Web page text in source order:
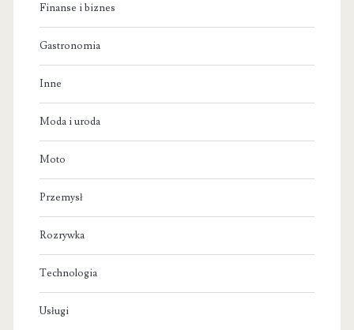
Finanse i biznes
Gastronomia
Inne
Moda i uroda
Moto
Przemysł
Rozrywka
Technologia
Usługi